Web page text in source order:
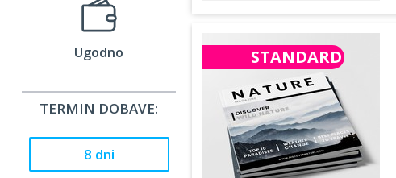
Ugodno
TERMIN DOBAVE:
8 dni
STANDARD